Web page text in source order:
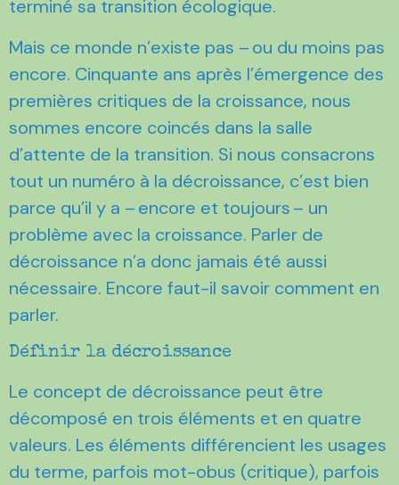
terminé sa transition écologique.
Mais ce monde n’existe pas – ou du moins pas
encore. Cinquante ans après l’émergence des
premières critiques de la croissance, nous
sommes encore coincés dans la salle
d’attente de la transition. Si nous consacrons
tout un numéro à la décroissance, c’est bien
parce qu’il y a – encore et toujours – un
problème avec la croissance. Parler de
décroissance n’a donc jamais été aussi
nécessaire. Encore faut-il savoir comment en
parler.
Définir la décroissance
Le concept de décroissance peut être
décomposé en trois éléments et en quatre
valeurs. Les éléments différencient les usages
du terme, parfois mot-obus (critique), parfois